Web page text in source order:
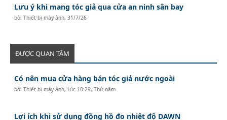
Lưu ý khi mang tóc giả qua cửa an ninh sân bay
bởiThiết bị máy ảnh,31/7/26
ĐƯỢC QUAN TÂM
Có nên mua cửa hàng bán tóc giả nước ngoài
bởiThiết bị máy ảnh, Lúc 10:29, Thứ năm
Lợi ích khi sử dụng đồng hồ đo nhiệt độ DAWN